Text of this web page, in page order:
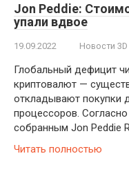
Jon Peddie:
упали вдвое
19.09.2022 Новости
Глобальный дефицит
криптовалют —
откладывают покупки
процессоров.
собранным Jon Peddie
Читать полностью